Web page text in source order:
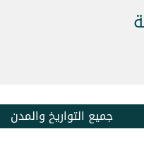
جميع التواريخ والمدن